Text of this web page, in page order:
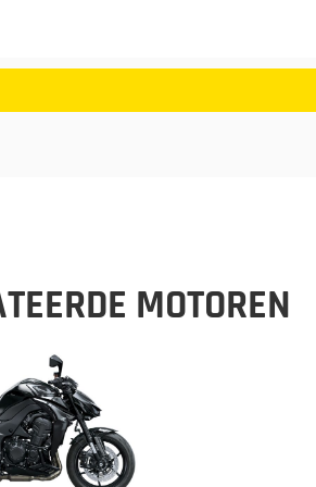
MOTOREN